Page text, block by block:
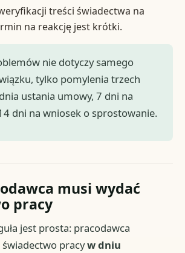
treści świadectwa na
na reakcję jest krótki.
nie dotyczy samego
tylko pomylenia trzech
ustania umowy, 7 dni na
dni na wniosek o sprostowanie.
musi wydać
pracy
jest prosta: pracodawca
świadectwo pracyw dniu